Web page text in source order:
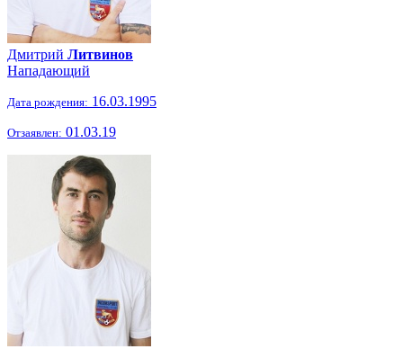
Дмитрий Литвинов
Нападающий
Дата рождения: 16.03.1995
Отзаявлен: 01.03.19